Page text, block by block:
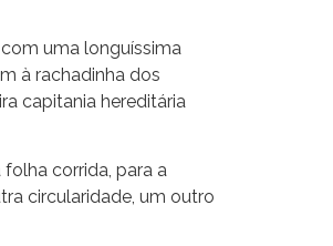
uma longuíssima
à rachadinha dos
capitania hereditária
corrida, para a
circularidade, um outro